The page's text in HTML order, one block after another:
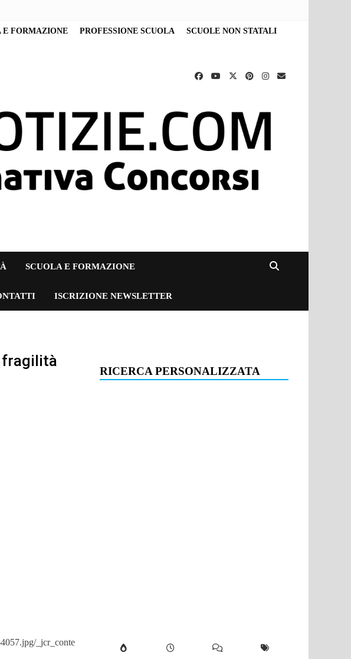
E FORMAZIONE PROFESSIONE SCUOLA SCUOLE NON STATALI
SCUOLA E FORMAZIONE
ISCRIZIONE NEWSLETTER
fragilità
_jcr_conte
RICERCA PERSONALIZZATA